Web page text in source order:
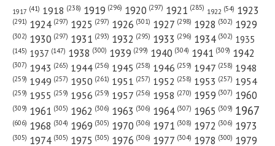
№ 237 от октября 1983 года — «Красный Север»
№ 81 от 12 апреля 1919 года — «Известия Вологодского
Губернского Исполнительного Комитета»...
1917 (41) 1918 (238) 1919 (296) 1920 (297) 1921 (285) 1922 (54) 1923
(291) 1924 (297) 1925 (297) 1926 (301) 1927 (298) 1928 (302) 1929
(302) 1930 (297) 1931 (293) 1932 (295) 1933 (296) 1934 (302) 1935
(145) 1937 (147) 1938 (300) 1939 (299) 1940 (304) 1941 (309) 1942
(307) 1943 (265) 1944 (256) 1945 (258) 1946 (259) 1947 (258) 1948
(259) 1949 (257) 1950 (261) 1951 (257) 1952 (258) 1953 (257) 1954
(259) 1955 (259) 1956 (259) 1957 (256) 1958 (270) 1959 (307) 1960
(309) 1961 (305) 1962 (306) 1963 (306) 1964 (307) 1965 (309) 1967
(606) 1968 (304) 1969 (305) 1970 (306) 1971 (308) 1972 (306) 1973
(305) 1974 (305) 1975 (305) 1976 (306) 1977 (304) 1978 (300) 1979